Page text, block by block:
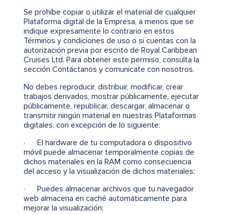
Se prohíbe copiar o utilizar el material de cualquier
Plataforma digital de la Empresa, a menos que se
indique expresamente lo contrario en estos
Términos y condiciones de uso o si cuentas con la
autorización previa por escrito de Royal Caribbean
Cruises Ltd. Para obtener este permiso, consulta la
sección Contáctanos y comunícate con nosotros.
No debes reproducir, distribuir, modificar, crear
trabajos derivados, mostrar públicamente, ejecutar
públicamente, republicar, descargar, almacenar o
transmitir ningún material en nuestras Plataformas
digitales, con excepción de lo siguiente:
· El hardware de tu computadora o dispositivo
móvil puede almacenar temporalmente copias de
dichos materiales en la RAM como consecuencia
del acceso y la visualización de dichos materiales;
· Puedes almacenar archivos que tu navegador
web almacena en caché automáticamente para
mejorar la visualización;